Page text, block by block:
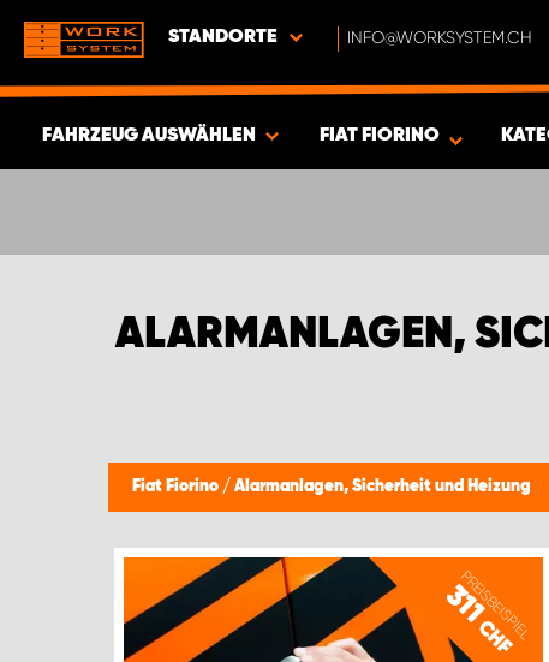
STANDORTE INFO@WORKSYSTEM.CH
FAHRZEUG AUSWÄHLEN
ARTIKEL
FIAT FIORINO
ALARMANLAGEN,
Fiat Fiorino / Alarmanlagen, Sicherheit und Heizung
PREISBEISPIEL
311
CHF